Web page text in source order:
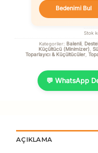
Bedenimi Bul
Stok
Kategoriler: Balenli
Küçültücü (Minimizer)
Toparlayıcı & Küçültücüler,
💬 WhatsApp
AÇIKLAMA